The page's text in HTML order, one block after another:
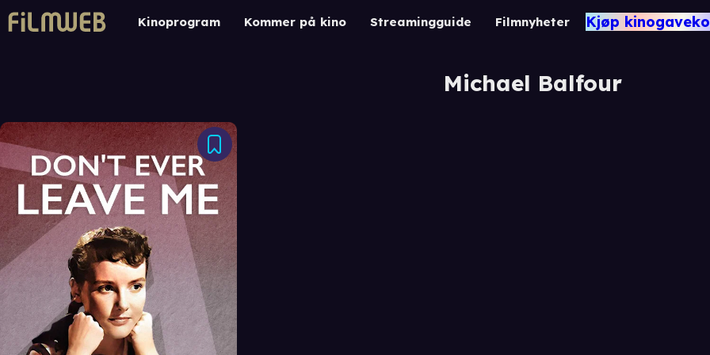
Kinoprogram Kommer på kino Streamingguide Filmnyheter Kjøp
Michael Balfour